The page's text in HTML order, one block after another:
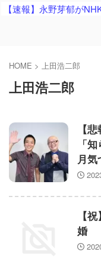
HOME > 上田浩二郎
上田浩二郎
【
「
月気
【
婚